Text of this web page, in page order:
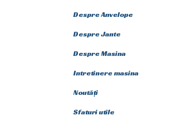
Despre Anvelope
Despre Jante
Despre Masina
Intretinere masina
Noutăți
Sfaturi utile